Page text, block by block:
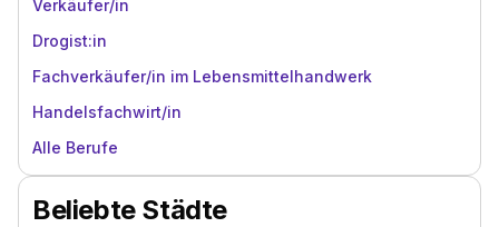
Verkäufer/in
Drogist:in
Fachverkäufer/in im Lebensmittelhandwerk
Handelsfachwirt/in
Alle Berufe
Beliebte Städte